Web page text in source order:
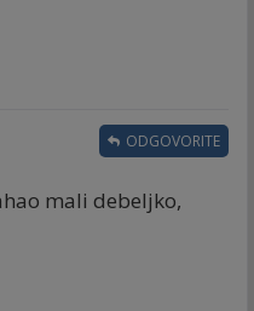
mali debeljko,
ODGOVORITE